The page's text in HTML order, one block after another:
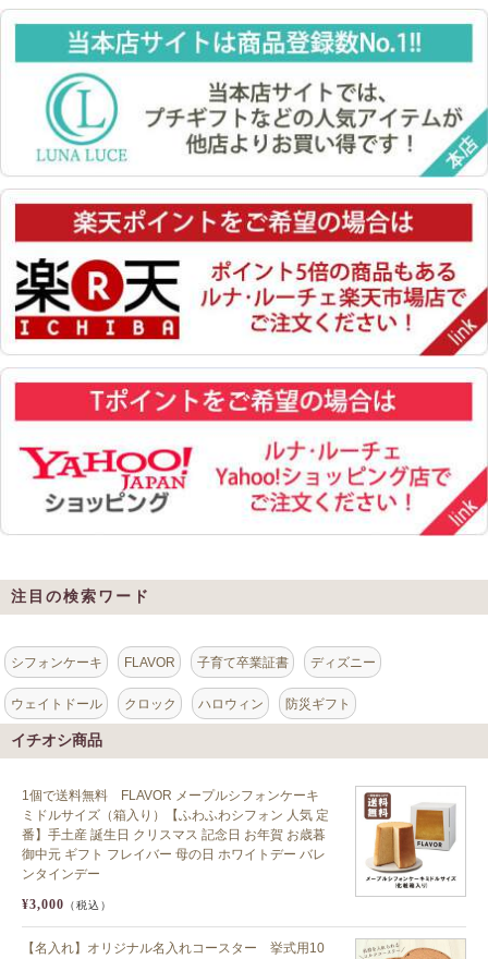
注目の検索ワード
シフォンケーキ FLAVOR 子育て卒業証書 ディズニー
ウェイトドール クロック ハロウィン 防災ギフト
イチオシ商品
1個で送料無料 FLAVOR メープルシフォンケーキ
ミドルサイズ（箱入り）【ふわふわシフォン 人気 定
番】手土産 誕生日 クリスマス 記念日 お年賀 お歳暮
御中元 ギフト フレイバー 母の日 ホワイトデー バレ
ンタインデー
¥3,000 （税込）
【名入れ】オリジナル名入れコースター 挙式用10